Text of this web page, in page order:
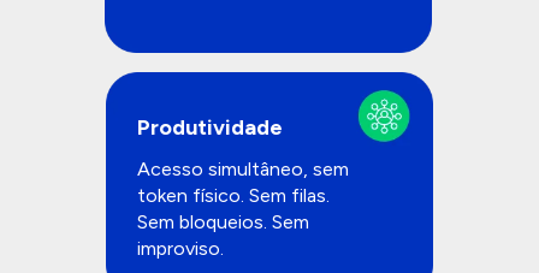
Produtividade
Acesso simultâneo, sem
token físico. Sem filas.
Sem bloqueios. Sem
improviso.